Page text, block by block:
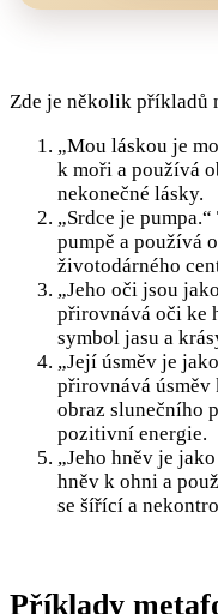
Zde je několik příkladů
„Mou láskou je
k moři a používá
nekonečné lásky.
„Srdce je
pumpě a používá
životodárného
„Jeho oči jsou
přirovnává oči ke
symbol jasu a
„Její úsměv je
přirovnává úsměv
obraz slunečního
pozitivní energie.
„Jeho hněv je
hněv k ohni a
se šířící a
Příklady